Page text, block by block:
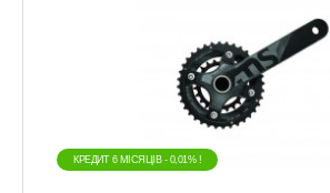
КРЕДИТ 6 МIСЯЦIВ - 0,01% !